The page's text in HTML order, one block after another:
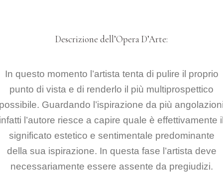
Descrizione dell’Opera D’Arte:
In questo momento l’artista tenta di pulire il proprio
punto di vista e di renderlo il più multiprospettico
Guardando l’ispirazione da più
l’autore riesce a capire quale è effettivamente
significato estetico e sentimentale predominante
della sua ispirazione. In questa fase l’artista deve
necessariamente essere assente da pregiudizi.